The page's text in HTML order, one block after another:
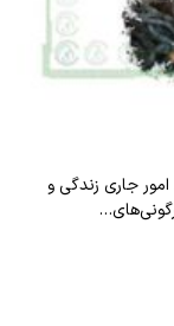
جاری زندگی و